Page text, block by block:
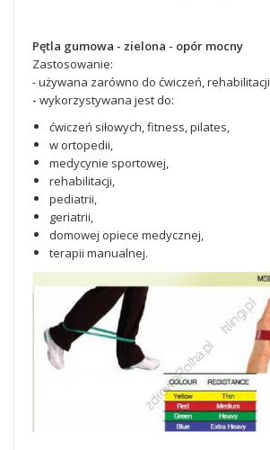
Pętla gumowa - zielona - opór mocny
Zastosowanie:
- używana zarówno do ćwiczeń, rehabilitacji
- wykorzystywana jest do:
ćwiczeń siłowych, fitness, pilates,
w ortopedii,
medycynie sportowej,
rehabilitacji,
pediatrii,
geriatrii,
domowej opiece medycznej,
terapii manualnej.